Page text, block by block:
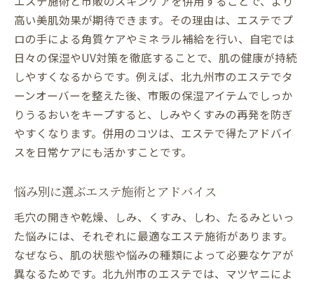
高い美肌効果が期待できます。その理由は、エステでプ
ロの手による角質ケアやミネラル補給を行い、自宅では
日々の保湿やUV対策を徹底することで、肌の健康が持続
しやすくなるからです。例えば、北九州市のエステでタ
ーンオーバーを整えた後、市販の保湿アイテムでしっか
りうるおいをキープすると、しみやくすみの再発を防ぎ
やすくなります。併用のコツは、エステで得たアドバイ
スを日常ケアにも活かすことです。
悩み別に選ぶエステ施術とアドバイス
毛穴の開きや乾燥、しみ、くすみ、しわ、たるみといっ
た悩みには、それぞれに最適なエステ施術があります。
なぜなら、肌の状態や悩みの種類によって必要なケアが
異なるためです。北九州市のエステでは、マツヤニによ